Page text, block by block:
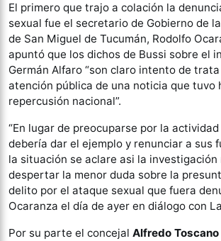
El primero que trajo a colación la
sexual fue el secretario de Gobierno de
de San Miguel de Tucumán, Rodolfo
apuntó que los dichos de Bussi sobre el
Germán Alfaro “son claro intento de
atención pública de una noticia que tuvo
repercusión nacional”.
“En lugar de preocuparse por la
debería dar el ejemplo y renunciar a sus
la situación se aclare asi la investigación
despertar la menor duda sobre la
delito por el ataque sexual que fuera
Ocaranza el día de ayer en diálogo con
Por su parte el concejal Alfredo Toscano